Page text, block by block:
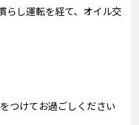
らし運転を経て、オイル交
つけてお過ごしください